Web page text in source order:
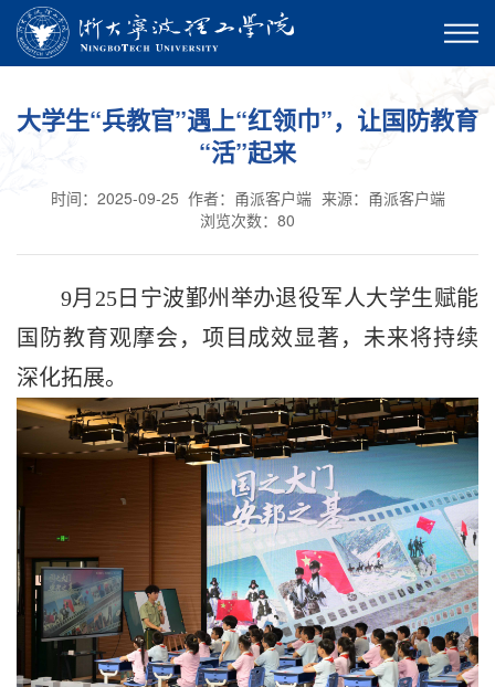
大学生“兵教官”遇上“红领巾”，让国防教育
“活”起来
时间：2025-09-25 作者：甬派客户端 来源：甬派客户端
浏览次数： 80
9月25日宁波鄞州举办退役军人大学生赋能
国防教育观摩会，项目成效显著，未来将持续
深化拓展。